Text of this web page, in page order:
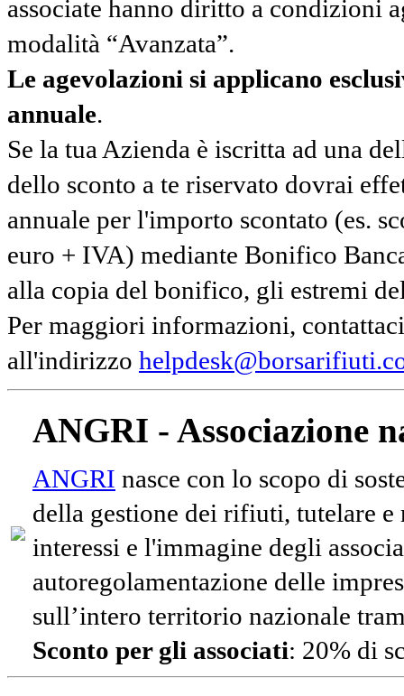
associate hanno diritto a condizioni
modalità “Avanzata”.
Le agevolazioni si applicano
annuale.
Se la tua Azienda è iscritta ad una
dello sconto a te riservato dovrai
annuale per l'importo scontato (es.
euro + IVA) mediante Bonifico
alla copia del bonifico, gli estremi
Per maggiori informazioni,
all'indirizzo
ANGRI - Associazione
ANGRI nasce con lo scopo di
della gestione dei rifiuti, tutelare e
interessi e l'immagine degli
autoregolamentazione delle
sull’intero territorio nazionale
Sconto per gli associati: 20% di